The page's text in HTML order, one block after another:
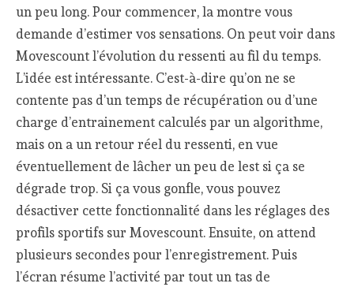
un peu long. Pour commencer, la montre vous
demande d’estimer vos sensations. On peut voir dans
Movescount l’évolution du ressenti au fil du temps.
L’idée est intéressante. C’est-à-dire qu’on ne se
contente pas d’un temps de récupération ou d’une
charge d’entrainement calculés par un algorithme,
mais on a un retour réel du ressenti, en vue
éventuellement de lâcher un peu de lest si ça se
dégrade trop. Si ça vous gonfle, vous pouvez
désactiver cette fonctionnalité dans les réglages des
profils sportifs sur Movescount. Ensuite, on attend
plusieurs secondes pour l’enregistrement. Puis
l’écran résume l’activité par tout un tas de